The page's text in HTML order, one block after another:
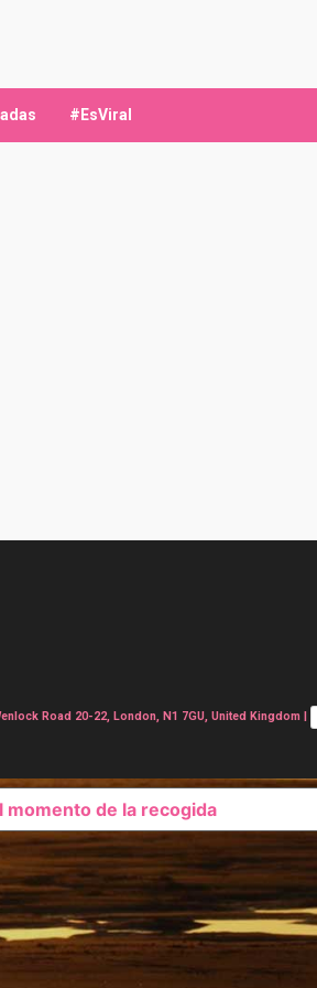
#EsViral
Road 20-22, London, N1 7GU, United Kingdom |
momento de la recogida